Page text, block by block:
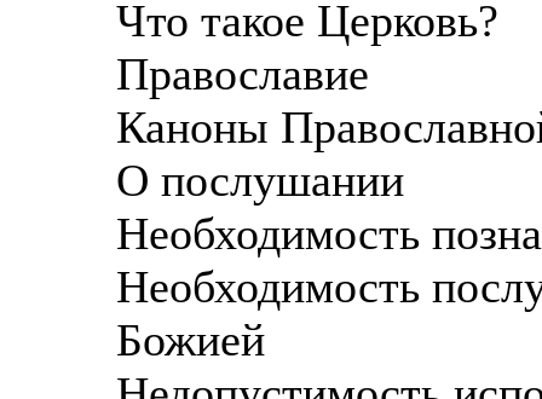
Что такое Церковь?
Православие
Каноны
О послушании
Необходимость
Необходимость
Божией